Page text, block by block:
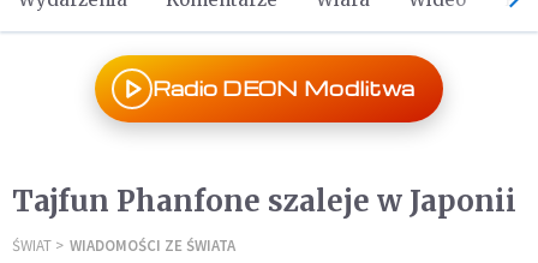
Radio DEON Modlitwa
Tajfun Phanfone szaleje w Japonii
ŚWIAT WIADOMOŚCI ZE ŚWIATA